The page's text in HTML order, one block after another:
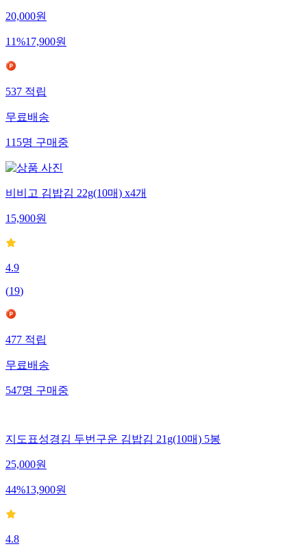
20,000원
11%17,900원
537적립
무료배송
115명구매중
비비고 김밥김 22g(10매) x4개
15,900원
4.9
(19)
477적립
무료배송
547명구매중
지도표성경김 두번구운 김밥김 21g(10매) 5봉
25,000원
44%13,900원
4.8